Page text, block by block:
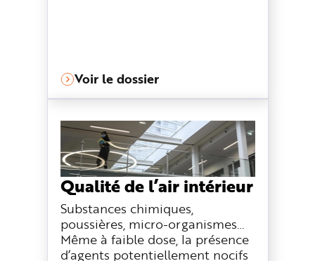
Voir le dossier
Qualité de l’air intérieur
Substances chimiques,
poussières, micro-organismes…
Même à faible dose, la présence
d’agents potentiellement nocifs